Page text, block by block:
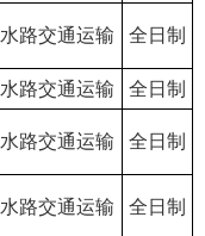
水路交通运输 全日制
水路交通运输 全日制
水路交通运输 全日制
水路交通运输 全日制